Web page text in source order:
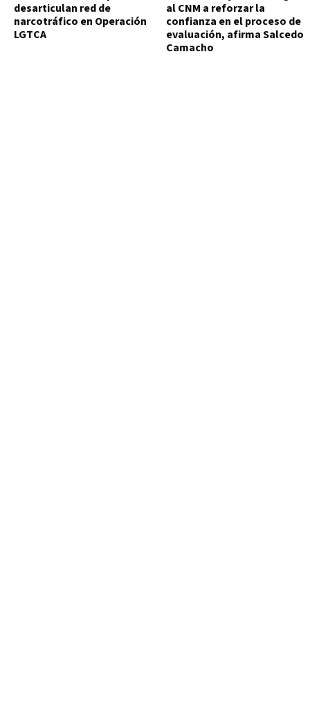
desarticulan red de
narcotráfico en Operación
LGTCA
al CNM a reforzar la
confianza en el proceso de
evaluación, afirma Salcedo
Camacho